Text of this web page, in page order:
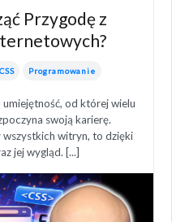
Przygodę z
CSS Programowanie
od której wielu
swoją karierę.
wszystkich witryn, to dzięki
jej wygląd. [...]